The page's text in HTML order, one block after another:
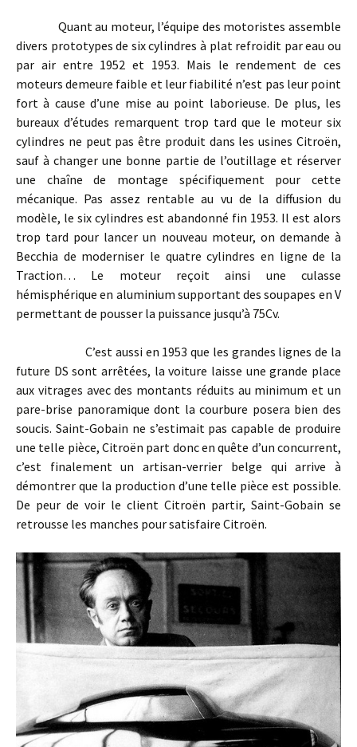
Quant au moteur, l’équipe des motoristes assemble
divers prototypes de six cylindres à plat refroidit par eau ou
par air entre 1952 et 1953. Mais le rendement de ces
moteurs demeure faible et leur fiabilité n’est pas leur point
fort à cause d’une mise au point laborieuse. De plus, les
bureaux d’études remarquent trop tard que le moteur six
cylindres ne peut pas être produit dans les usines Citroën,
sauf à changer une bonne partie de l’outillage et réserver
une chaîne de montage spécifiquement pour cette
mécanique. Pas assez rentable au vu de la diffusion du
modèle, le six cylindres est abandonné fin 1953. Il est alors
trop tard pour lancer un nouveau moteur, on demande à
Becchia de moderniser le quatre cylindres en ligne de la
Traction… Le moteur reçoit ainsi une culasse
hémisphérique en aluminium supportant des soupapes en V
permettant de pousser la puissance jusqu’à 75Cv.
C’est aussi en 1953 que les grandes lignes de la
future DS sont arrêtées, la voiture laisse une grande place
aux vitrages avec des montants réduits au minimum et un
pare-brise panoramique dont la courbure posera bien des
soucis. Saint-Gobain ne s’estimait pas capable de produire
une telle pièce, Citroën part donc en quête d’un concurrent,
c’est finalement un artisan-verrier belge qui arrive à
démontrer que la production d’une telle pièce est possible.
De peur de voir le client Citroën partir, Saint-Gobain se
retrousse les manches pour satisfaire Citroën.